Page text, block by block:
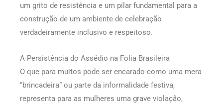
um grito de resistência e um pilar fundamental para a
construção de um ambiente de celebração
verdadeiramente inclusivo e respeitoso.
A Persistência do Assédio na Folia Brasileira
O que para muitos pode ser encarado como uma mera
“brincadeira” ou parte da informalidade festiva,
representa para as mulheres uma grave violação,